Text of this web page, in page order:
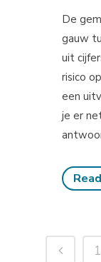
De
gauw
uit
risico
een
je er
1